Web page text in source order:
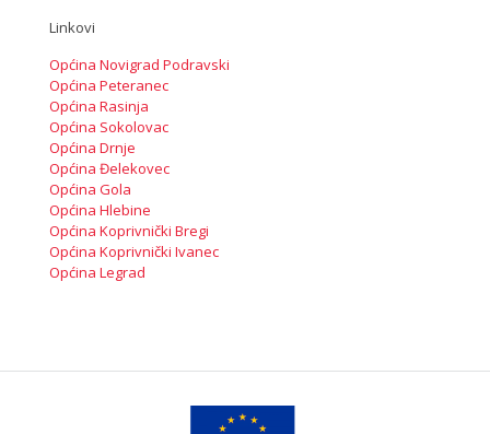
Linkovi
Općina Novigrad Podravski
Općina Peteranec
Općina Rasinja
Općina Sokolovac
Općina Drnje
Općina Đelekovec
Općina Gola
Općina Hlebine
Općina Koprivnički Bregi
Općina Koprivnički Ivanec
Općina Legrad